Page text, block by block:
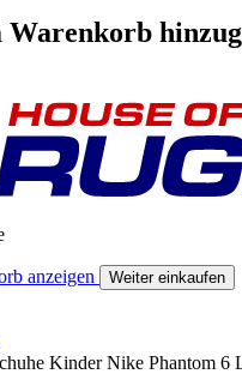
anzeigen Weiter einkaufen
Kinder Nike Phantom 6